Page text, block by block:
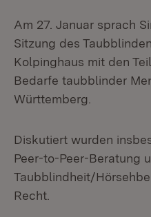
Am 27. Januar sprach
Sitzung des
Kolpinghaus mit den
Bedarfe taubblinder
Württemberg.
Diskutiert wurden
Peer-to-Peer-Beratung
Taubblindheit/
Recht.